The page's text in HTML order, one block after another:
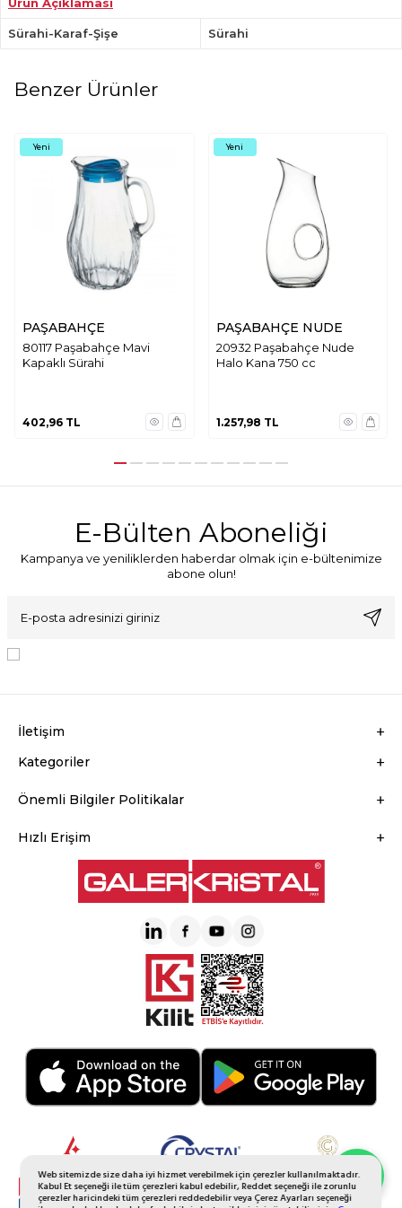
Web sitemizde size daha iyi hizmet verebilmek için çerezler kullanılmaktadır.
Kabul Et seçeneği ile tüm çerezleri kabul edebilir, Reddet seçeneği ile zorunlu
çerezler haricindeki tüm çerezleri reddedebilir veya Çerez Ayarları seçeneği
Sürahi-Karaf-Şişe Sürahi
Benzer Ürünler
Yeni
PAŞABAHÇE
80117 Paşabahçe Mavi
Kapaklı Sürahi
402,96 TL
Yeni
PAŞABAHÇE NUDE
20932 Paşabahçe Nude
Halo Kana 750 cc
1.257,98 TL
E-Bülten Aboneliği
Kampanya ve yeniliklerden haberdar olmak için e-bültenimize
abone olun!
İletişim
Kategoriler
Önemli Bilgiler Politikalar
Hızlı Erişim
Whatsapp Sipariş